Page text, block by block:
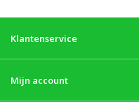
Klantenservice
Mijn account